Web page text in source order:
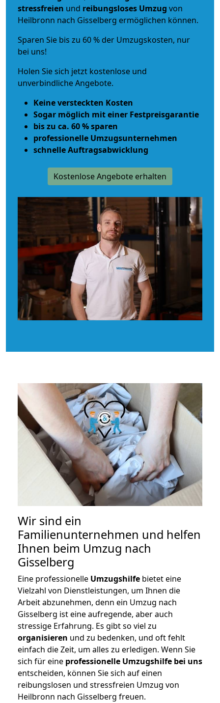
stressfreien und reibungsloses Umzug von
Heilbronn nach Gisselberg ermöglichen können.
Sparen Sie bis zu 60 % der Umzugskosten, nur
bei uns!
Holen Sie sich jetzt kostenlose und
unverbindliche Angebote.
Keine versteckten Kosten
Sogar möglich mit einer Festpreisgarantie
bis zu ca. 60 % sparen
professionelle Umzugsunternehmen
schnelle Auftragsabwicklung
Kostenlose Angebote erhalten
Wir sind ein
Familienunternehmen und helfen
Ihnen beim Umzug nach
Gisselberg
Eine professionelle Umzugshilfe bietet eine
Vielzahl von Dienstleistungen, um Ihnen die
Arbeit abzunehmen, denn ein Umzug nach
Gisselberg ist eine aufregende, aber auch
stressige Erfahrung. Es gibt so viel zu
organisieren und zu bedenken, und oft fehlt
einfach die Zeit, um alles zu erledigen. Wenn Sie
sich für eine professionelle Umzugshilfe bei uns
entscheiden, können Sie sich auf einen
reibungslosen und stressfreien Umzug von
Heilbronn nach Gisselberg freuen.